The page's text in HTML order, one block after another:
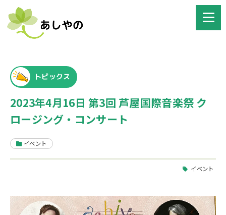
トピックス
2023年4月16日 第3回 芦屋国際音楽祭 ク
ロージング・コンサート
イベント
イベント